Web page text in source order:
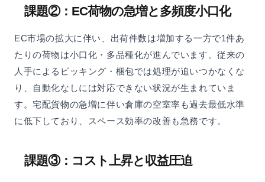
課題②：EC荷物の急増と多頻度小口化
EC市場の拡大に伴い、出荷件数は増加する一方で1件あ
たりの荷物は小口化・多品種化が進んでいます。従来の
人手によるピッキング・梱包では処理が追いつかなくな
り、自動化なしには対応できない状況が生まれていま
す。宅配貨物の急増に伴い倉庫の空室率も過去最低水準
に低下しており、スペース効率の改善も急務です。
課題③：コスト上昇と収益圧迫